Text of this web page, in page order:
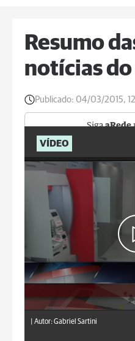
Resumo
notícias
Publicado: 04/03/2015,
SigaaRede
VÍDEO
Autor: Gabriel Sartini